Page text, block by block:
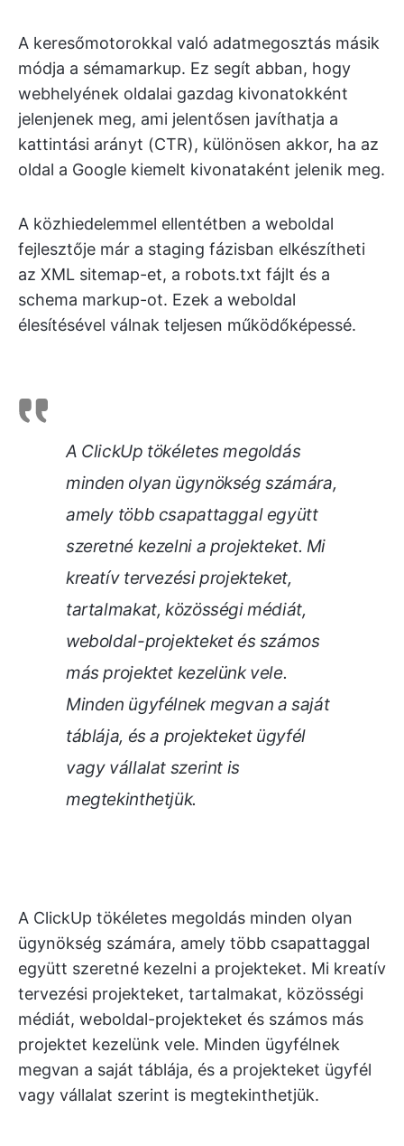
A keresőmotorokkal való adatmegosztás másik
módja a sémamarkup. Ez segít abban, hogy
webhelyének oldalai gazdag kivonatokként
jelenjenek meg, ami jelentősen javíthatja a
kattintási arányt (CTR), különösen akkor, ha az
oldal a Google kiemelt kivonataként jelenik meg.
A közhiedelemmel ellentétben a weboldal
fejlesztője már a staging fázisban elkészítheti
az XML sitemap-et, a robots.txt fájlt és a
schema markup-ot. Ezek a weboldal
élesítésével válnak teljesen működőképessé.
A ClickUp tökéletes megoldás
minden olyan ügynökség számára,
amely több csapattaggal együtt
szeretné kezelni a projekteket. Mi
kreatív tervezési projekteket,
tartalmakat, közösségi médiát,
weboldal-projekteket és számos
más projektet kezelünk vele.
Minden ügyfélnek megvan a saját
táblája, és a projekteket ügyfél
vagy vállalat szerint is
megtekinthetjük.
A ClickUp tökéletes megoldás minden olyan
ügynökség számára, amely több csapattaggal
együtt szeretné kezelni a projekteket. Mi kreatív
tervezési projekteket, tartalmakat, közösségi
médiát, weboldal-projekteket és számos más
projektet kezelünk vele. Minden ügyfélnek
megvan a saját táblája, és a projekteket ügyfél
vagy vállalat szerint is megtekinthetjük.